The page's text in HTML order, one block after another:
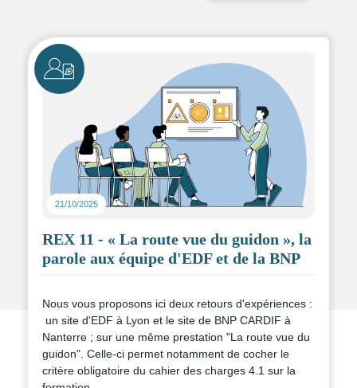
catadioptres, etc.)
vos collaborateur·rices, sans modération,
par mail, outil d'échange interne, affichage...
Organisez un stand, un atelier ou une
communication interne sur la sécurité à vélo en
hiver.
Et pourquoi pas… participer à une action locale
“Cyclistes, brillez !” près de chez vous !
brillez-2025
Icône
21/10/2025
REX 11 - « La route vue du guidon », la
parole aux équipe d'EDF et de la BNP
Nous vous proposons ici deux retours d'expériences :
un site d'EDF à Lyon et le site de BNP CARDIF à
Nanterre ; sur une même prestation "La route vue du
guidon". Celle-ci permet notamment de cocher le
critère obligatoire du cahier des charges 4.1 sur la